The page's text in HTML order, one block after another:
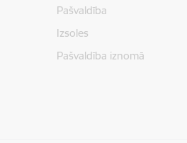
Pašvaldība
Izsoles
Pašvaldība iznomā